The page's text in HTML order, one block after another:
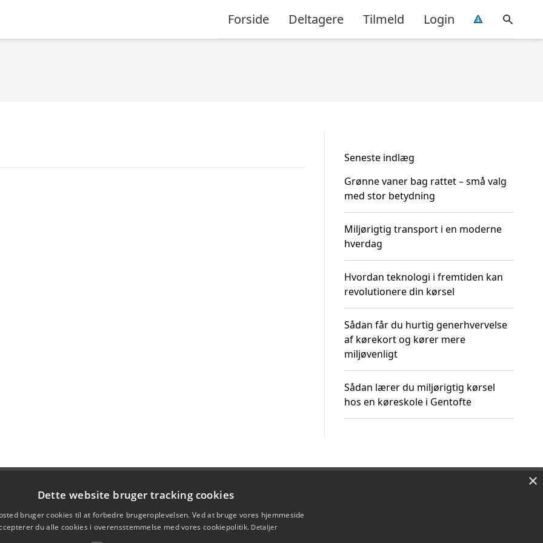
Forside Deltagere Tilmeld Login
Seneste indlæg
Grønne vaner bag rattet – små valg
med stor betydning
Miljørigtig transport i en moderne
hverdag
Hvordan teknologi i fremtiden kan
revolutionere din kørsel
Sådan får du hurtig generhvervelse
af kørekort og kører mere
miljøvenligt
Sådan lærer du miljørigtig kørsel
hos en køreskole i Gentofte
×
Dette website bruger tracking cookies
bruger cookies til at forbedre brugeroplevelsen. Ved at bruge vores hjemmeside
du alle cookies i overensstemmelse med vores cookiepolitik. Detaljer